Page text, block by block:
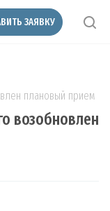
ЗАЯВКУ
плановый прием
возобновлен